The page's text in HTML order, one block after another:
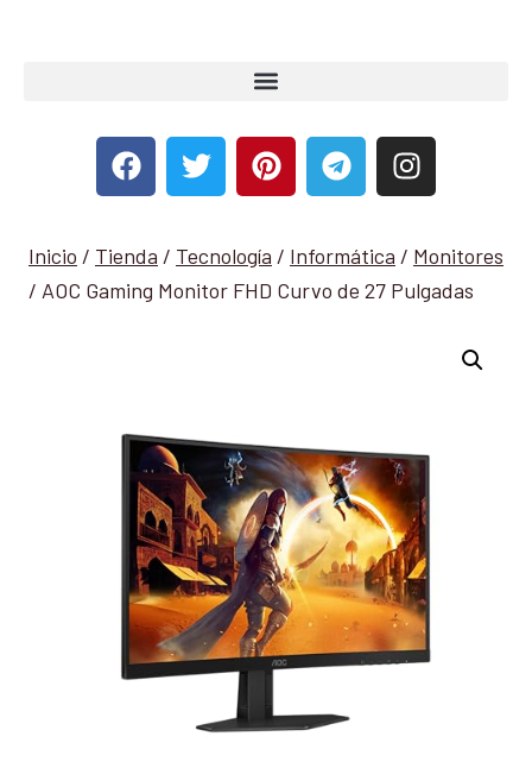
Inicio / Tienda / Tecnología / Informática / Monitores
/ AOC Gaming Monitor FHD Curvo de 27 Pulgadas